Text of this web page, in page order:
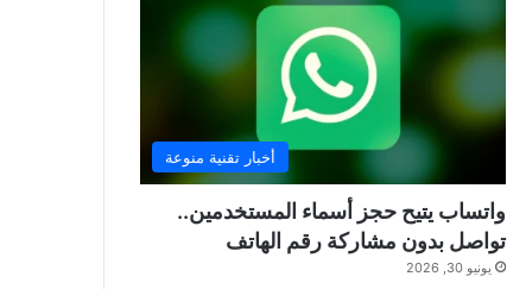
أخبار تقنية منوعة
واتساب يتيح حجز أسماء المستخدمين..
تواصل بدون مشاركة رقم الهاتف
يونيو 30, 2026